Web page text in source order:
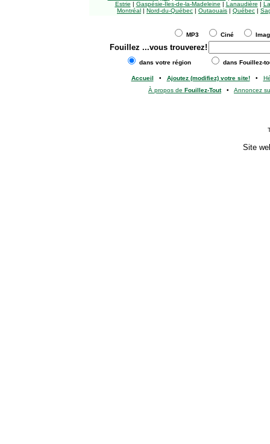
Estrie | Gaspésie-Îles-de-la-Madeleine | Lanaudière |
Montréal | Nord-du-Québec | Outaouais | Québec |
MP3 Ciné
Fouillez ...vous trouverez!
dans votre région dans Fouillez-
Accueil • Ajoutez (modifiez) votre site!•
À propos de Fouillez-Tout• Annoncez
Site